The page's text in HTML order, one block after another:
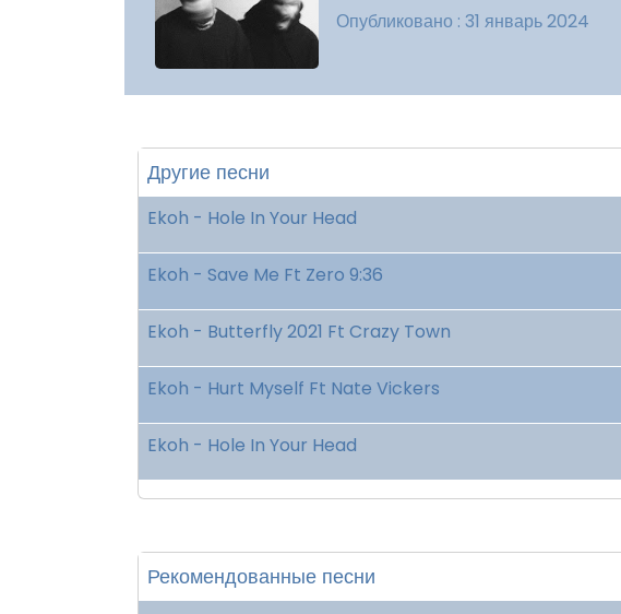
Опубликовано : 31 январь 2024
Другие песни
Ekoh - Hole In Your Head
Ekoh - Save Me Ft Zero 9:36
Ekoh - Butterfly 2021 Ft Crazy Town
Ekoh - Hurt Myself Ft Nate Vickers
Ekoh - Hole In Your Head
Рекомендованные песни